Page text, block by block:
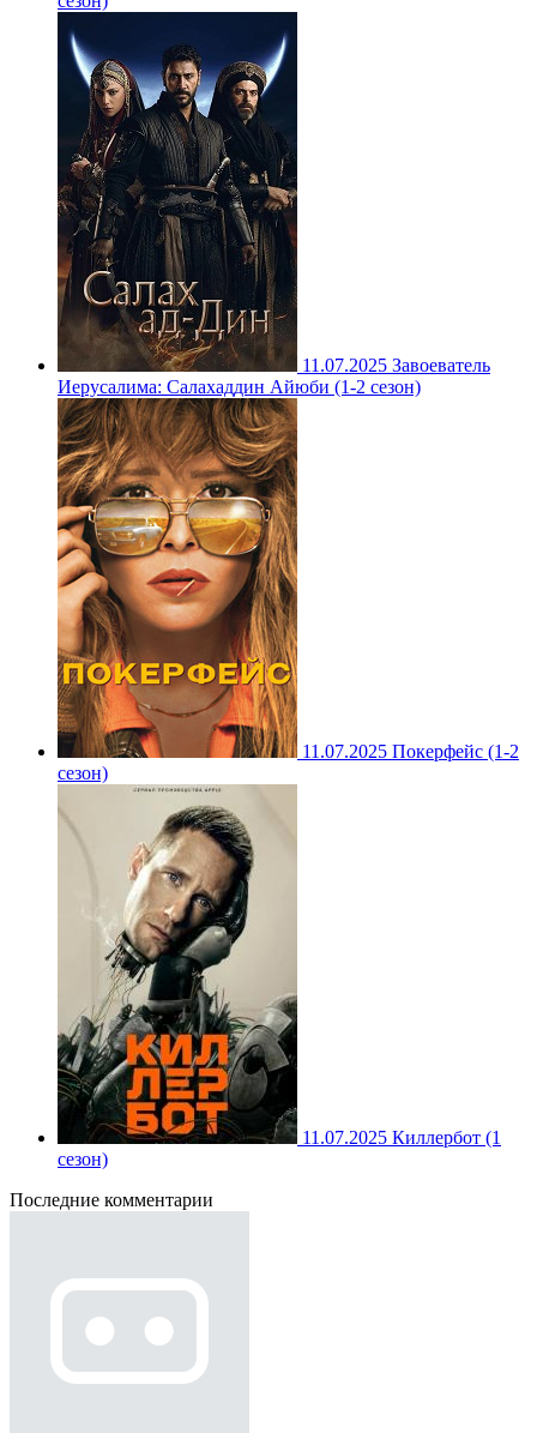
11.07.2025 Завоеватель
Иерусалима: Салахаддин Айюби (1-2 сезон)
11.07.2025 Покерфейс (1-2
сезон)
11.07.2025 Киллербот (1
сезон)
Последние комментарии